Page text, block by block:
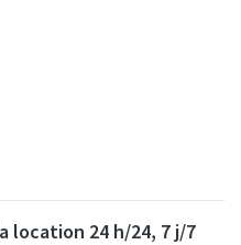
location 24 h/24, 7 j/7